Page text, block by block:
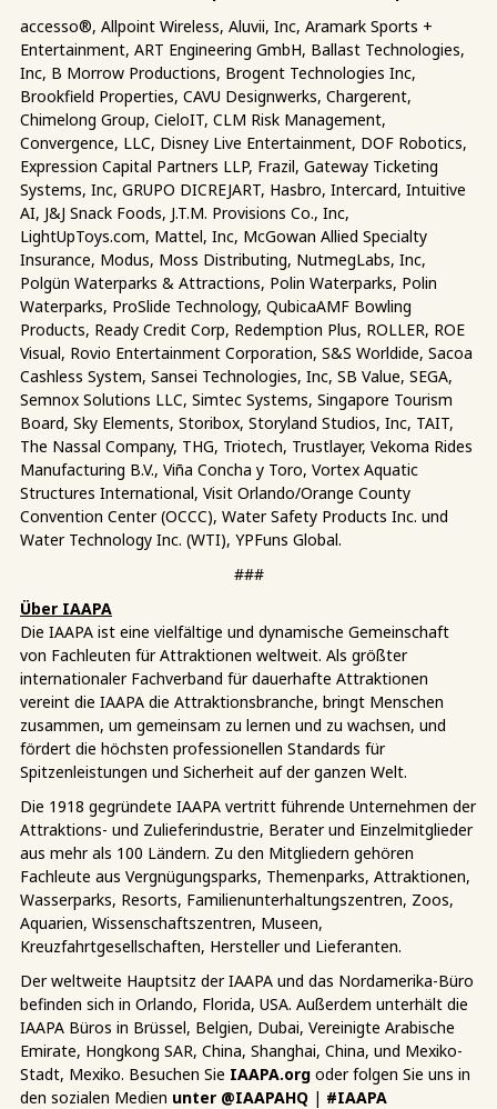
accesso®, Allpoint Wireless, Aluvii, Inc, Aramark Sports +
Entertainment, ART Engineering GmbH, Ballast Technologies,
Inc, B Morrow Productions, Brogent Technologies Inc,
Brookfield Properties, CAVU Designwerks, Chargerent,
Chimelong Group, CieloIT, CLM Risk Management,
Convergence, LLC, Disney Live Entertainment, DOF Robotics,
Expression Capital Partners LLP, Frazil, Gateway Ticketing
Systems, Inc, GRUPO DICREJART, Hasbro, Intercard, Intuitive
AI, J&J Snack Foods, J.T.M. Provisions Co., Inc,
LightUpToys.com, Mattel, Inc, McGowan Allied Specialty
Insurance, Modus, Moss Distributing, NutmegLabs, Inc,
Polgün Waterparks & Attractions, Polin Waterparks, Polin
Waterparks, ProSlide Technology, QubicaAMF Bowling
Products, Ready Credit Corp, Redemption Plus, ROLLER, ROE
Visual, Rovio Entertainment Corporation, S&S Worldide, Sacoa
Cashless System, Sansei Technologies, Inc, SB Value, SEGA,
Semnox Solutions LLC, Simtec Systems, Singapore Tourism
Board, Sky Elements, Storibox, Storyland Studios, Inc, TAIT,
The Nassal Company, THG, Triotech, Trustlayer, Vekoma Rides
Manufacturing B.V., Viña Concha y Toro, Vortex Aquatic
Structures International, Visit Orlando/Orange County
Convention Center (OCCC), Water Safety Products Inc. und
Water Technology Inc. (WTI), YPFuns Global.
###
Über IAAPA
Die IAAPA ist eine vielfältige und dynamische Gemeinschaft
von Fachleuten für Attraktionen weltweit. Als größter
internationaler Fachverband für dauerhafte Attraktionen
vereint die IAAPA die Attraktionsbranche, bringt Menschen
zusammen, um gemeinsam zu lernen und zu wachsen, und
fördert die höchsten professionellen Standards für
Spitzenleistungen und Sicherheit auf der ganzen Welt.
Die 1918 gegründete IAAPA vertritt führende Unternehmen der
Attraktions- und Zulieferindustrie, Berater und Einzelmitglieder
aus mehr als 100 Ländern. Zu den Mitgliedern gehören
Fachleute aus Vergnügungsparks, Themenparks, Attraktionen,
Wasserparks, Resorts, Familienunterhaltungszentren, Zoos,
Aquarien, Wissenschaftszentren, Museen,
Kreuzfahrtgesellschaften, Hersteller und Lieferanten.
Der weltweite Hauptsitz der IAAPA und das Nordamerika-Büro
befinden sich in Orlando, Florida, USA. Außerdem unterhält die
IAAPA Büros in Brüssel, Belgien, Dubai, Vereinigte Arabische
Emirate, Hongkong SAR, China, Shanghai, China, und Mexiko-
Stadt, Mexiko. Besuchen Sie IAAPA.org oder folgen Sie uns in
den sozialen Medien unter @IAAPAHQ | #IAAPA